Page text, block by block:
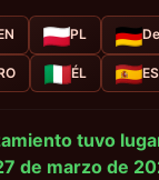
PL
ÉL ES
tuvo
de marzo de